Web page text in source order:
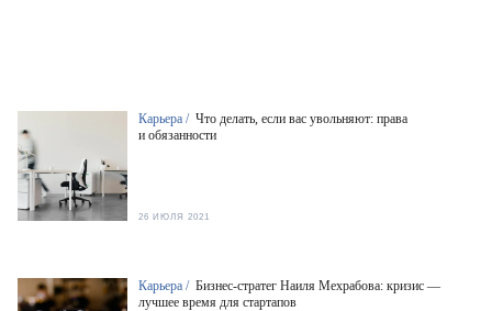
Карьера / Что делать, если вас увольняют: права
и обязанности
26 ИЮЛЯ 2021
Карьера / Бизнес-стратег Наиля Мехрабова: кризис —
лучшее время для стартапов